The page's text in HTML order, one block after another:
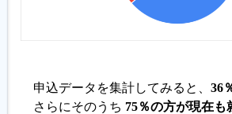
申込データを集計してみると、 36
さらにそのうち 75％の方が現在も